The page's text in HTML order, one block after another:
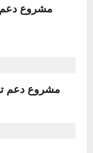
مشروع دعم
مشروع دعم